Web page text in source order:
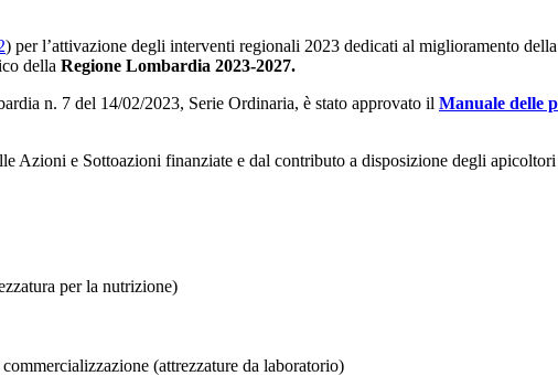
) per l’attivazione degli interventi regionali 2023 dedicati al miglioramento
della Regione Lombardia 2023-2027.
n. 7 del 14/02/2023, Serie Ordinaria, è stato approvato il Manuale delle
Azioni e Sottoazioni finanziate e dal contributo a disposizione degli
per la nutrizione)
(attrezzature da laboratorio)